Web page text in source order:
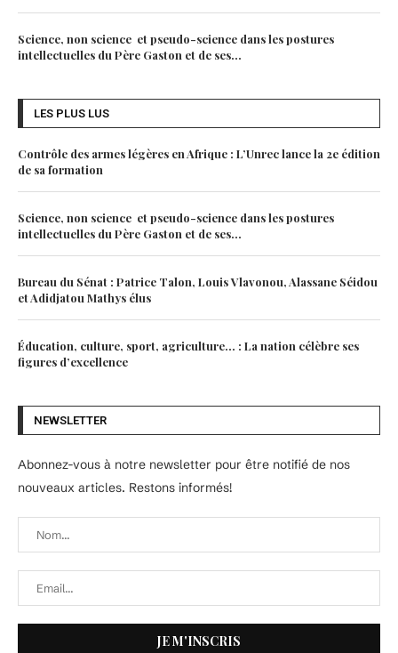
Science, non science et pseudo-science dans les postures
intellectuelles du Père Gaston et de ses...
LES PLUS LUS
Contrôle des armes légères en Afrique : L’Unrec lance la 2e édition
de sa formation
Science, non science et pseudo-science dans les postures
intellectuelles du Père Gaston et de ses...
Bureau du Sénat : Patrice Talon, Louis Vlavonou, Alassane Séidou
et Adidjatou Mathys élus
Éducation, culture, sport, agriculture… : La nation célèbre ses
figures d’excellence
NEWSLETTER
Abonnez-vous à notre newsletter pour être notifié de nos
nouveaux articles. Restons informés!